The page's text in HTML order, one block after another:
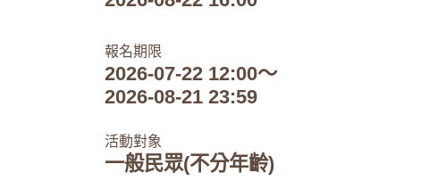
報名期限
2026-07-22 12:00～
2026-08-21 23:59
活動對象
一般民眾(不分年齡)